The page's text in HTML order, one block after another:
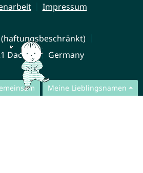
Meine Lieblingsnamen
Impressum
Dachau Germany